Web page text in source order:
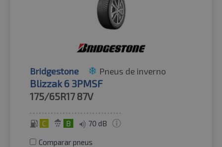
Bridgestone Pneus de inverno
Blizzak 6 3PMSF
175/65R17 87V
C B 70 dB
Comparar pneus